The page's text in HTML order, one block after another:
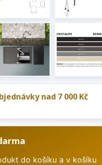
nad 7 000 Kč
do košíku a v košíku